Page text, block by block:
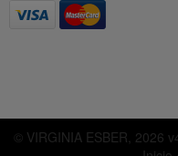
© VIRGINIA ESBER, 2026